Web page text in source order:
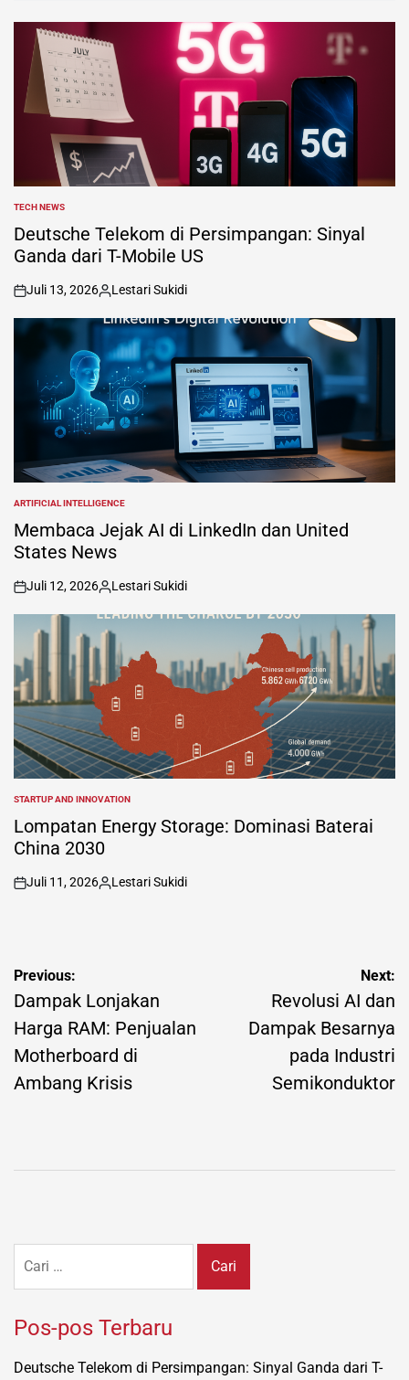
POSTED
IN
TECH NEWS
Deutsche Telekom di Persimpangan: Sinyal
Ganda dari T-Mobile US
on
Juli 13, 2026
Posted
by
Lestari Sukidi
POSTED
IN
ARTIFICIAL INTELLIGENCE
Membaca Jejak AI di LinkedIn dan United
States News
on
Juli 12, 2026
Posted
by
Lestari Sukidi
POSTED
IN
STARTUP AND INNOVATION
Lompatan Energy Storage: Dominasi Baterai
China 2030
on
Juli 11, 2026
Posted
Lestari Sukidi
Navigasi
pos
Previous:
Dampak Lonjakan
Harga RAM: Penjualan
Motherboard di
Ambang Krisis
Next:
Revolusi AI dan
Dampak Besarnya
pada Industri
Semikonduktor
untuk:
Pos-pos Terbaru
Deutsche Telekom di Persimpangan: Sinyal Ganda dari T-